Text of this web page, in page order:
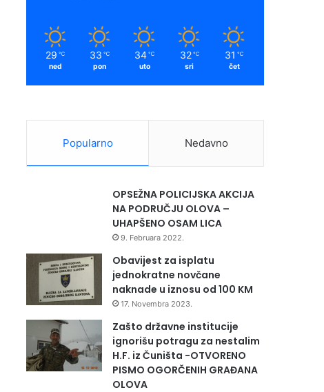
29 ℃
ned
33 ℃
pon
34 ℃
uto
32 ℃
sri
31 ℃
čet
Popularno Nedavno
OPSEŽNA POLICIJSKA AKCIJA
NA PODRUČJU OLOVA –
UHAPŠENO OSAM LICA
9. Februara 2022.
Obavijest za isplatu
jednokratne novčane
naknade u iznosu od 100 KM
17. Novembra 2023.
Zašto državne institucije
ignorišu potragu za nestalim
H.F. iz Čuništa -OTVORENO
PISMO OGORČENIH GRAĐANA
OLOVA